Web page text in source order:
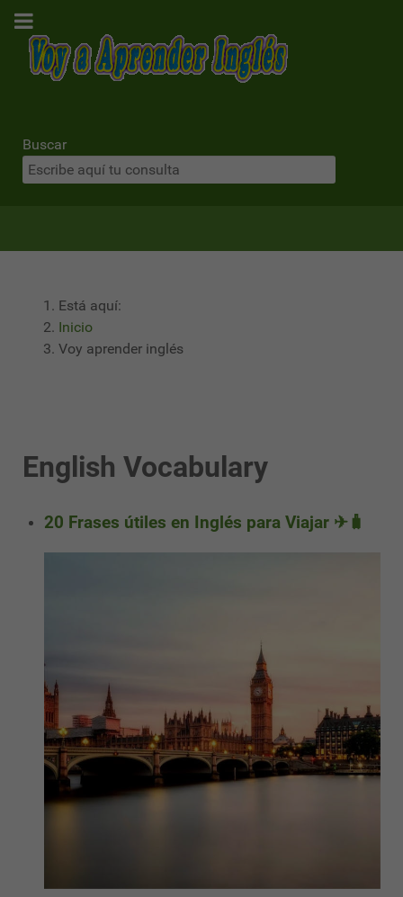
Buscar
Está aquí:
Inicio
Voy aprender inglés
English Vocabulary
20 Frases útiles en Inglés para Viajar ✈🧳